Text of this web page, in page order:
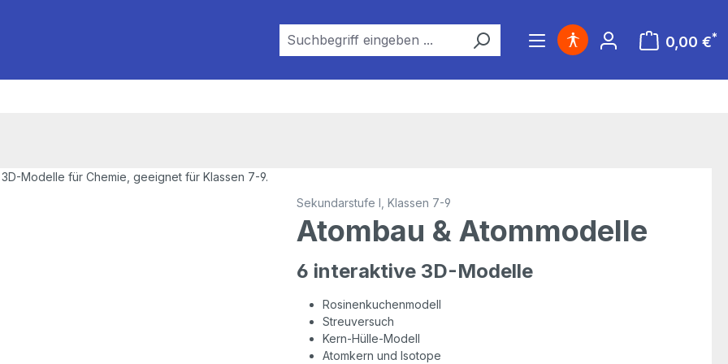
0,00 €*
Warenkorb
Sekundarstufe I, Klassen 7-9
Atombau & Atommodelle
6 interaktive 3D-Modelle
Rosinenkuchenmodell
Streuversuch
Kern-Hülle-Modell
Atomkern und Isotope